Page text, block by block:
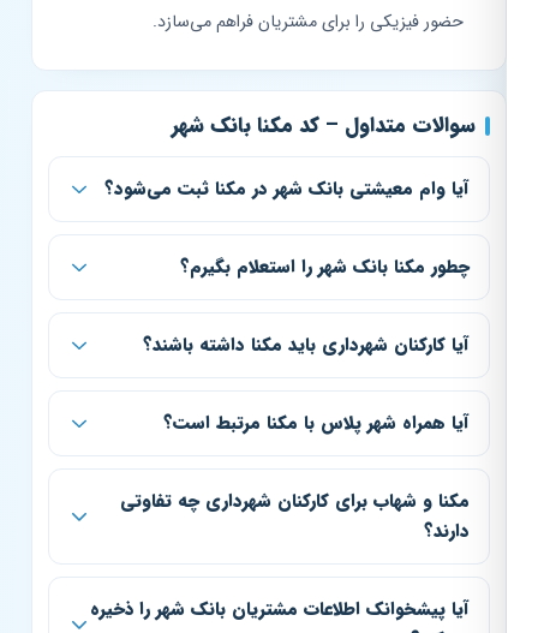
حضور فیزیکی را برای مشتریان فراهم می‌سازد.
سوالات متداول – کد مکنا بانک شهر
آیا وام معیشتی بانک شهر در مکنا ثبت می‌شود؟
چطور مکنا بانک شهر را استعلام بگیرم؟
آیا کارکنان شهرداری باید مکنا داشته باشند؟
آیا همراه شهر پلاس با مکنا مرتبط است؟
مکنا و شهاب برای کارکنان شهرداری چه تفاوتی
دارند؟
آیا پیشخوانک اطلاعات مشتریان بانک شهر را ذخیره